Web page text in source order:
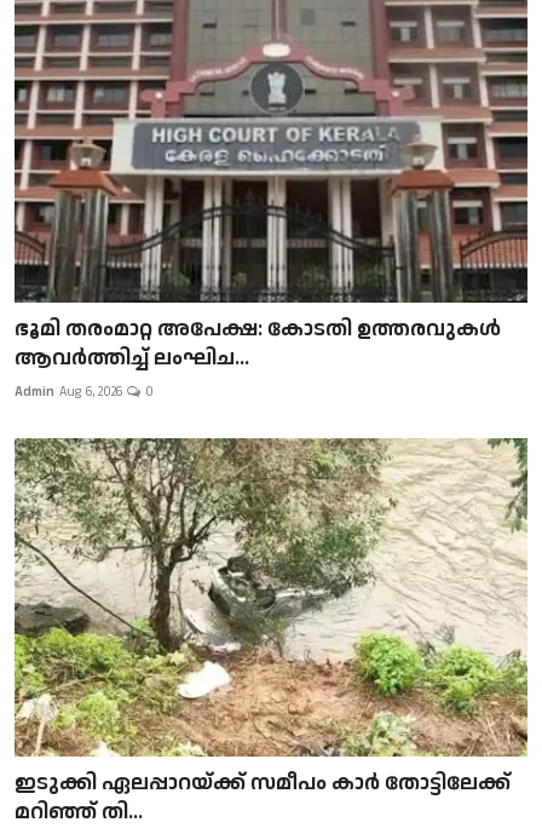
ഭൂമി തരംമാറ്റ അപേക്ഷ: കോടതി ഉത്തരവുകൾ
ആവർത്തിച്ച് ലംഘിച...
Admin Aug 6, 2026 0
ഇടുക്കി ഏലപ്പാറയ്ക്ക് സമീപം കാർ തോട്ടിലേക്ക്
മറിഞ്ഞ് തി...